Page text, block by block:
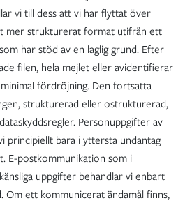
vi till dess att vi har flyttat över
mer strukturerat format utifrån ett
har stöd av en laglig grund. Efter
filen, hela mejlet eller avidentifierar
fördröjning. Den fortsatta
strukturerad eller ostrukturerad,
Personuppgifter av
principiellt bara i yttersta undantag
E-postkommunikation som i
uppgifter behandlar vi enbart
Om ett kommunicerat ändamål finns,